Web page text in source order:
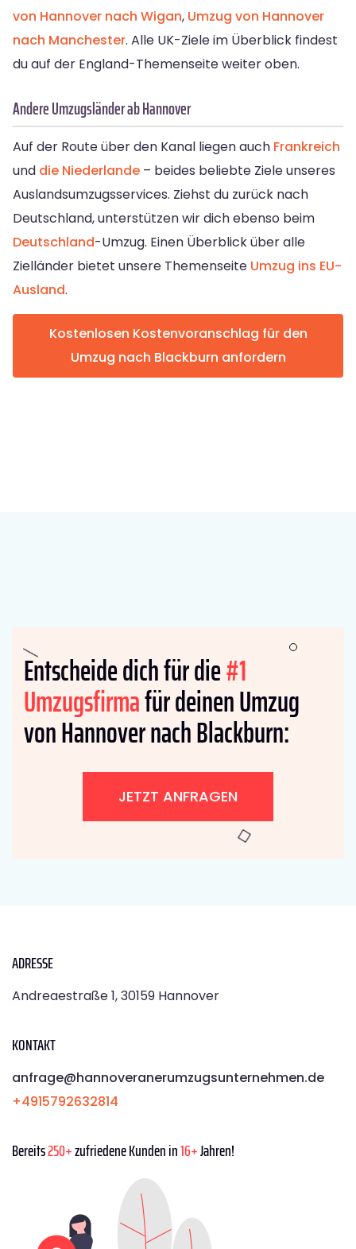
von Hannover nach Wigan, Umzug von Hannover
nach Manchester. Alle UK-Ziele im Überblick findest
du auf der England-Themenseite weiter oben.
Andere Umzugsländer ab Hannover
Auf der Route über den Kanal liegen auch Frankreich
und die Niederlande – beides beliebte Ziele unseres
Auslandsumzugsservices. Ziehst du zurück nach
Deutschland, unterstützen wir dich ebenso beim
Deutschland-Umzug. Einen Überblick über alle
Zielländer bietet unsere Themenseite Umzug ins EU-
Ausland.
Kostenlosen Kostenvoranschlag für den
Umzug nach Blackburn anfordern
Entscheide dich für die#1
Umzugsfirmafür deinen Umzug
von Hannover nach Blackburn:
JETZT ANFRAGEN
ADRESSE
Andreaestraße 1, 30159 Hannover
KONTAKT
anfrage@hannoveranerumzugsunternehmen.de
+4915792632814
Bereits250+zufriedene Kunden in16+Jahren!